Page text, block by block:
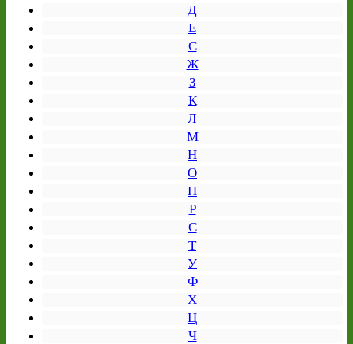
Д
Е
Є
Ж
З
К
Л
М
Н
О
П
Р
С
Т
У
Ф
Х
Ц
Ч